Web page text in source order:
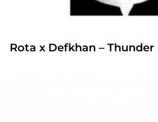
Rota x Defkhan – Thunder